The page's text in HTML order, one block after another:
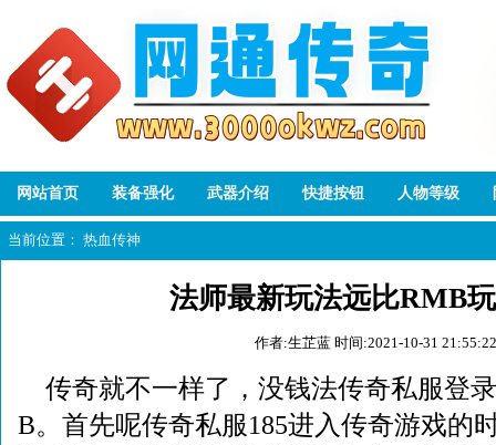
网站首页 装备强化 武器介绍 快捷按钮 人物等级
当前位置： 热血传神
法师最新玩法远比RMB
作者:生芷蓝 时间:2021-10-31
传奇就不一样了，没钱法传奇私服登
B。首先呢传奇私服185进入传奇游戏的